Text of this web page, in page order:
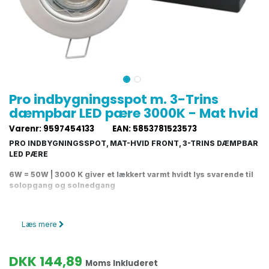
Pro indbygningsspot m. 3-Trins
dæmpbar LED pære 3000K - Mat hvid
Varenr: 9597454133 EAN: 5853781523573
PRO INDBYGNINGSSPOT, MAT-HVID FRONT, 3-TRINS DÆMPBAR
LED PÆRE
6W = 50W | 3000 K giver et lækkert varmt hvidt lys svarende til
solopgang og solnedgang
giver dig mulighed for at ændre på lysstyrken hver gang du tænder for
Læs mere
DKK144,89 Moms Inkluderet